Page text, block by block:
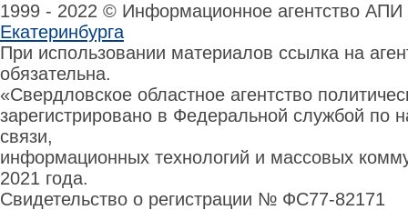
1999 - 2022 © Информационное агентство
Екатеринбурга
При использовании материалов ссылка на
обязательна.
«Свердловское областное агентство
зарегистрировано в Федеральной службой по
связи,
информационных технологий и массовых
2021 года.
Свидетельство о регистрации № ФС77-82171